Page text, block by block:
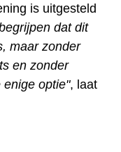
is uitgesteld
dat dit
maar zonder
en zonder
enige optie", laat